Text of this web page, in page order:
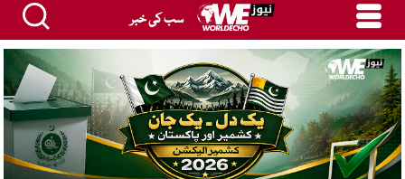
سب کی خبر